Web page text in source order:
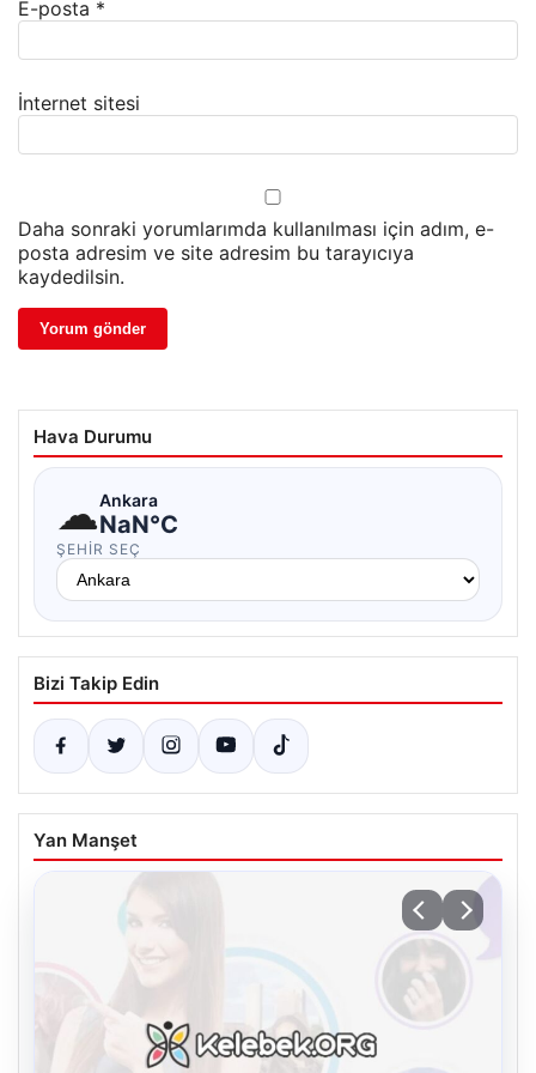
E-posta *
İnternet sitesi
Daha sonraki yorumlarımda kullanılması için adım, e-
posta adresim ve site adresim bu tarayıcıya
kaydedilsin.
Hava Durumu
☁Ankara
NaN°C
ŞEHIR SEÇ
Bizi Takip Edin
Yan Manşet